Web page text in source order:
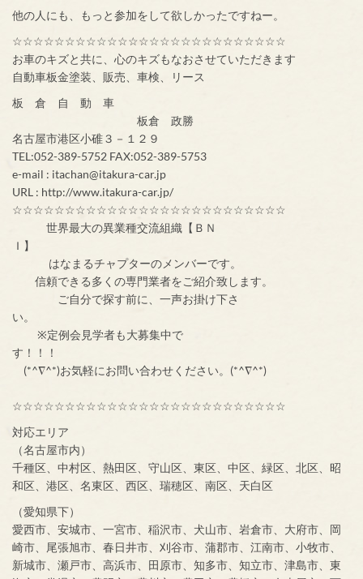
他の人にも、もっと参加をして欲しかったですねー。
☆☆☆☆☆☆☆☆☆☆☆☆☆☆☆☆☆☆☆☆☆☆☆☆☆☆
お車のキズと共に、心のキズもなおさせていただきます
自動車板金塗装、販売、車検、リース
板 倉 自 動 車
板倉 政勝
名古屋市港区小碓３－１２９
TEL:052-389-5752 FAX:052-389-5753
e-mail : itachan@itakura-car.jp
URL : http://www.itakura-car.jp/
☆☆☆☆☆☆☆☆☆☆☆☆☆☆☆☆☆☆☆☆☆☆☆☆☆☆
世界最大の異業種交流組織【ＢＮ
Ｉ】
はなまるチャプターのメンバーです。
信頼できる多くの専門業者をご紹介致します。
ご自分で探す前に、一声お掛け下さ
い。
※定例会見学者も大募集中で
す！！！
(*^∇^*)お気軽にお問い合わせください。(*^∇^*)
☆☆☆☆☆☆☆☆☆☆☆☆☆☆☆☆☆☆☆☆☆☆☆☆☆☆
対応エリア
（名古屋市内）
千種区、中村区、熱田区、守山区、東区、中区、緑区、北区、昭
和区、港区、名東区、西区、瑞穂区、南区、天白区
（愛知県下）
愛西市、安城市、一宮市、稲沢市、犬山市、岩倉市、大府市、岡
崎市、尾張旭市、春日井市、刈谷市、蒲郡市、江南市、小牧市、
新城市、瀬戸市、高浜市、田原市、知多市、知立市、津島市、東